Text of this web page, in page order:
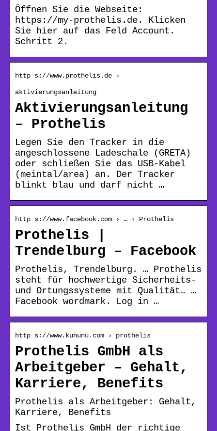
Öffnen Sie die Webseite:
https://my-prothelis.de. Klicken
Sie hier auf das Feld Account.
Schritt 2.
http s://www.prothelis.de ›
aktivierungsanleitung
Aktivierungsanleitung
– Prothelis
Legen Sie den Tracker in die
angeschlossene Ladeschale (GRETA)
oder schließen Sie das USB-Kabel
(meintal/area) an. Der Tracker
blinkt blau und darf nicht …
http s://www.facebook.com › … › Prothelis
Prothelis |
Trendelburg – Facebook
Prothelis, Trendelburg. … Prothelis
steht für hochwertige Sicherheits-
und Ortungssysteme mit Qualität… …
Facebook wordmark. Log in …
http s://www.kununu.com › prothelis
Prothelis GmbH als
Arbeitgeber – Gehalt,
Karriere, Benefits
Prothelis als Arbeitgeber: Gehalt,
Karriere, Benefits
Ist Prothelis GmbH der richtige